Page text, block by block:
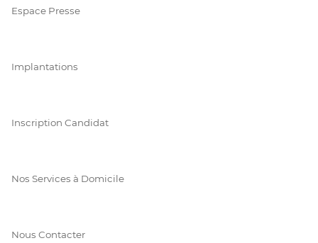
Espace Presse
Implantations
Inscription Candidat
Nos Services à Domicile
Nous Contacter